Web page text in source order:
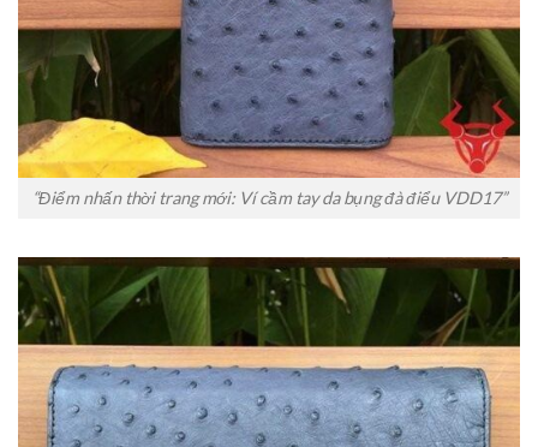
“Điểm nhấn thời trang mới: Ví cầm tay da bụng đà điểu VDD17”